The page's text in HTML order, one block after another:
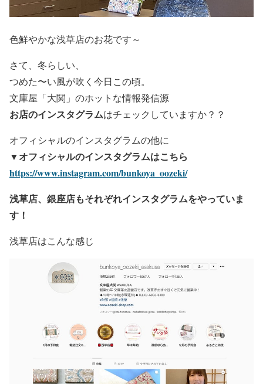
色鮮やかな浅草店のお花です～
さて、冬らしい、
つめた〜い風が吹く今日この頃。
文庫屋「大関」のホットな情報発信源
お店のインスタグラムはチェックしていますか？？
オフィシャルのインスタグラムの他に
▼オフィシャルのインスタグラムはこちら
https://www.instagram.com/bunkoya_oozeki/
浅草店、銀座店もそれぞれインスタグラムをやっていま
す！
浅草店はこんな感じ